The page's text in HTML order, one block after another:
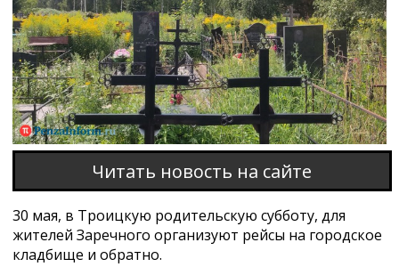
Читать новость на сайте
30 мая, в Троицкую родительскую субботу, для
жителей Заречного организуют рейсы на городское
кладбище и обратно.